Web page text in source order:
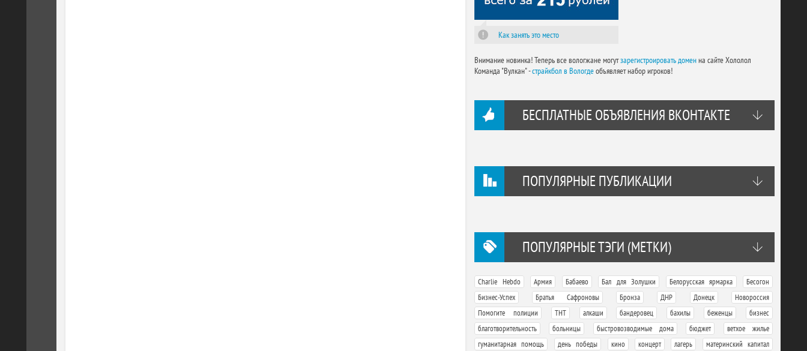
Как занять это место
Внимание новинка! Теперь все вологжане могутзарегистроировать доменна сайте Хололол
Команда "Вулкан" -cтрайкбол в Вологдеобъявляет набор игроков!
БЕСПЛАТНЫЕ ОБЪЯВЛЕНИЯ ВКОНТАКТЕ
ПОПУЛЯРНЫЕ ПУБЛИКАЦИИ
ПОПУЛЯРНЫЕ ТЭГИ (МЕТКИ)
Charlie Hebdo Армия Бабаево Бал для Золушки Белорусская ярмарка Бесогон
Бизнес-Успех Братья Сафроновы Бронза ДНР Донецк Новороссия
Помогите полиции ТНТ алкаши бандеровец бахилы беженцы бизнес
благотворительность больницы быстровозводимые дома бюджет ветхое жилье
гуманитарная помощь день победы кино концерт лагерь материнский капитал